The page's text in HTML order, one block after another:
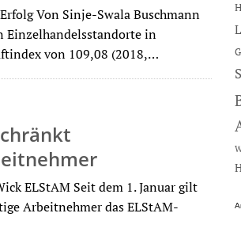
Von Sinje-Swala Buschmann
Einzelhandelsstandorte in
von 109,08 (2018,…
ELStAM Seit dem 1. Januar gilt
Arbeitnehmer das ELStAM-